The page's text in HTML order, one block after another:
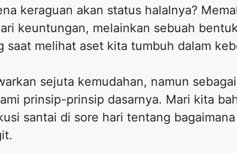
keraguan akan status halalnya?
keuntungan, melainkan sebuah
melihat aset kita tumbuh dalam
sejuta kemudahan, namun
prinsip-prinsip dasarnya. Mari kita
santai di sore hari tentang